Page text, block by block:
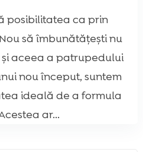
posibilitatea ca prin
să îmbunătățești nu
aceea a patrupedului
nou început, suntem
ideală de a formula
ar...